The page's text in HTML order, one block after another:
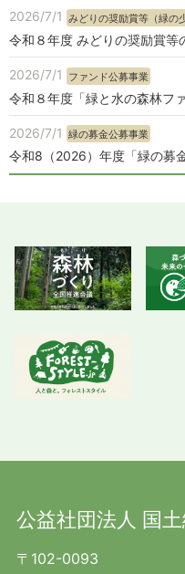
2026/7/1 みどりの奨励賞等（緑の
令和８年度 みどりの奨励賞等
2026/7/1 ファンド公募事業
令和８年度「緑と水の森林フ
2026/7/1 緑の募金公募事業
令和8（2026）年度「緑の募
公益社団法人 国
〒102-0093